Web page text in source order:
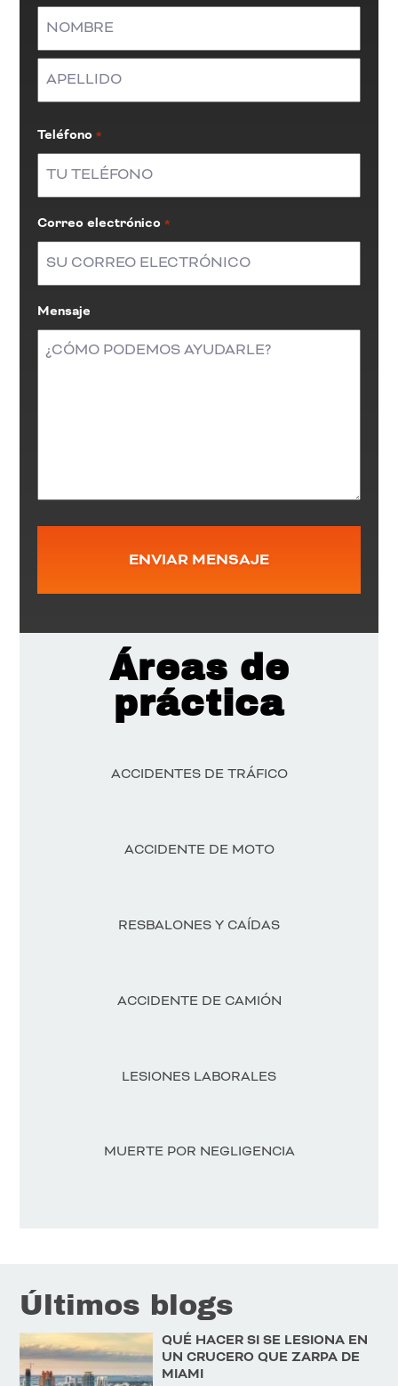
En
primer
lugar
Teléfono *
Correo electrónico *
Mensaje
Áreas de
práctica
ACCIDENTES DE TRÁFICO
ACCIDENTE DE MOTO
RESBALONES Y CAÍDAS
ACCIDENTE DE CAMIÓN
LESIONES LABORALES
MUERTE POR NEGLIGENCIA
Últimos blogs
QUÉ HACER SI SE LESIONA EN
UN CRUCERO QUE ZARPA DE
MIAMI